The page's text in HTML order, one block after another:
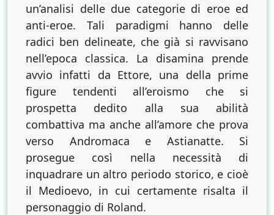
un’analisi delle due categorie di eroe ed
anti-eroe. Tali paradigmi hanno delle
radici ben delineate, che già si ravvisano
nell’epoca classica. La disamina prende
avvio infatti da Ettore, una della prime
figure tendenti all’eroismo che si
prospetta dedito alla sua abilità
combattiva ma anche all’amore che prova
verso Andromaca e Astianatte. Si
prosegue così nella necessità di
inquadrare un altro periodo storico, e cioè
il Medioevo, in cui certamente risalta il
personaggio di Roland.